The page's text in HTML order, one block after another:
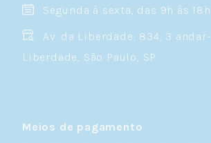
Segunda à sexta, das 9h às 18h
Av. da Liberdade, 834, 3 andar-
Liberdade, São Paulo, SP
Meios de pagamento